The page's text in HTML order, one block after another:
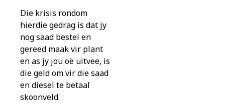
Die krisis rondom
hierdie gedrag is dat jy
nog saad bestel en
gereed maak vir plant
en as jy jou oë uitvee, is
die geld om vir die saad
en diesel te betaal
skoonveld.